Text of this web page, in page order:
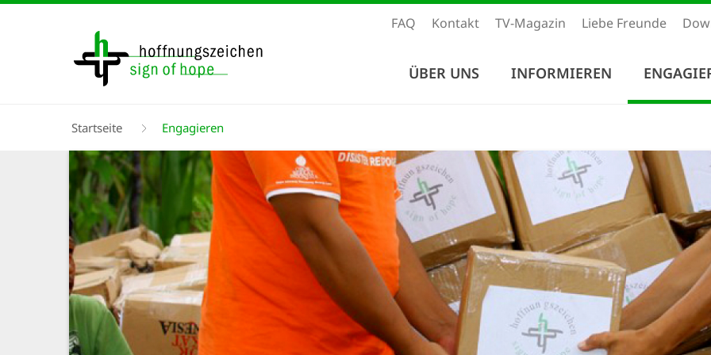
FAQ Kontakt TV-Magazin Liebe Freunde
ÜBER UNS INFORMIEREN
Pfadnavigation
Startseite Engagieren